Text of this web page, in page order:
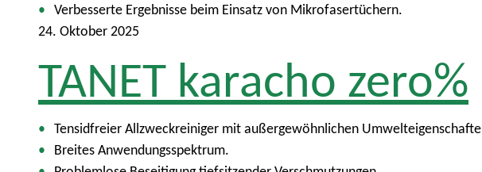
Verbesserte Ergebnisse beim Einsatz von Mikrofasertüchern.
24. Oktober 2025
TANET karacho zero%
Tensidfreier Allzweckreiniger mit außergewöhnlichen
Breites Anwendungsspektrum.